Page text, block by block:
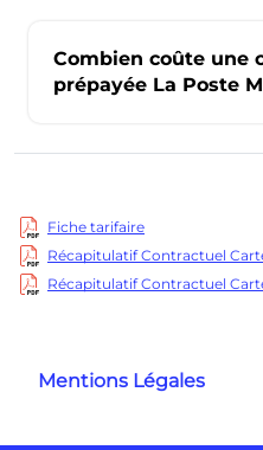
Combien coûte une
prépayée La Poste
Fiche tarifaire
Récapitulatif Contractuel
Récapitulatif Contractuel
Mentions Légales